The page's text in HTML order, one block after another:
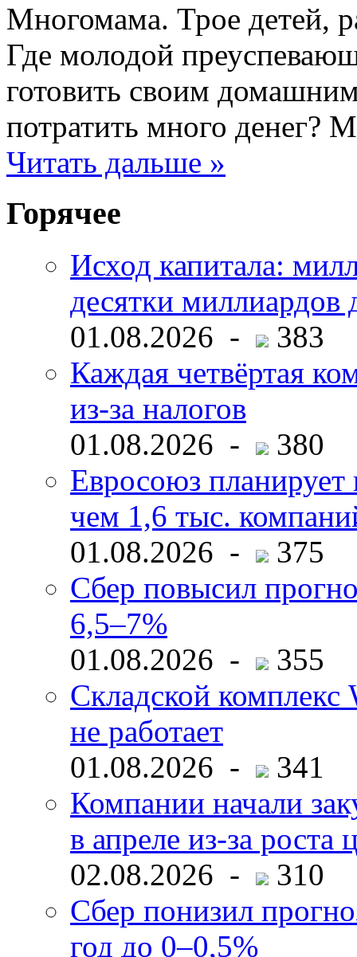
Многомама. Трое детей,
Где молодой
готовить своим
потратить много денег?
Читать дальше »
Горячее
Исход капитала:
десятки миллиардов
01.08.2026 -
383
Каждая четвёртая
из-за налогов
01.08.2026 -
380
Евросоюз планирует
чем 1,6 тыс.
01.08.2026 -
375
Сбер повысил
6,5–7%
01.08.2026 -
355
Складской комплекс
не работает
01.08.2026 -
341
Компании начали
в апреле из-за роста
02.08.2026 -
310
Сбер понизил
год до 0–0,5%